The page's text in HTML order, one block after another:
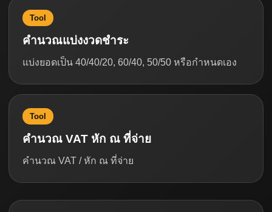
Tool
คำนวณแบ่งงวดชำระ
แบ่งยอดเป็น 40/40/20, 60/40, 50/50 หรือกำหนดเอง
Tool
คำนวณ VAT หัก ณ ที่จ่าย
คำนวณ VAT / หัก ณ ที่จ่าย